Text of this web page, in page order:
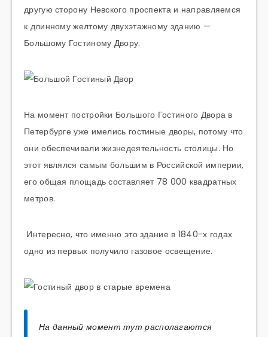
другую сторону Невского проспекта и направляемся
к длинному желтому двухэтажному зданию —
Большому Гостиному Двору.
На момент постройки Большого Гостиного Двора в
Петербурге уже имелись гостиные дворы, потому что
они обеспечивали жизнедеятельность столицы. Но
этот являлся самым большим в Российской империи,
его общая площадь составляет 78 000 квадратных
метров.
Интересно, что именно это здание в 1840-х годах
одно из первых получило газовое освещение.
На данный момент тут располагаются